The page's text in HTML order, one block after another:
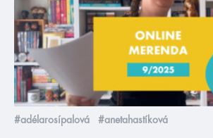
#adélarosípalová #anetahastíková